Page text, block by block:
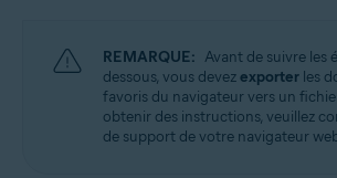
REMARQUE: Avant de suivre les
dessous, vous devezexporter les
favoris du navigateur vers un
obtenir des instructions, veuillez
de support de votre navigateur